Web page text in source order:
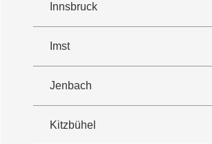
Innsbruck
Imst
Jenbach
Kitzbühel